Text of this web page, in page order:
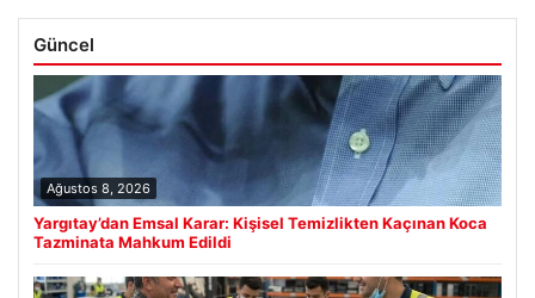
Güncel
Ağustos 8, 2026
Yargıtay’dan Emsal Karar: Kişisel Temizlikten Kaçınan Koca
Tazminata Mahkum Edildi